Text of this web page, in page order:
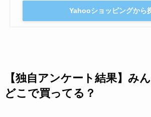
Yahooショッピングから
【独自アンケート結果】み
どこで買ってる？